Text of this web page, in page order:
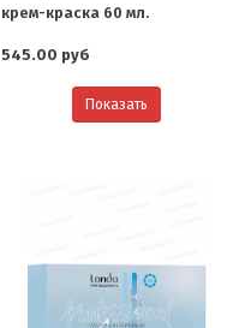
крем-краска 60 мл.
545.00 руб
Показать